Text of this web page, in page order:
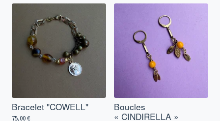
Bracelet "COWELL"
75,00€
Boucles
« CINDIRELLA »